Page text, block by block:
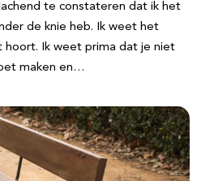
te constateren dat ik het
de knie heb. Ik weet het
hoort. Ik weet prima dat je niet
maken en…